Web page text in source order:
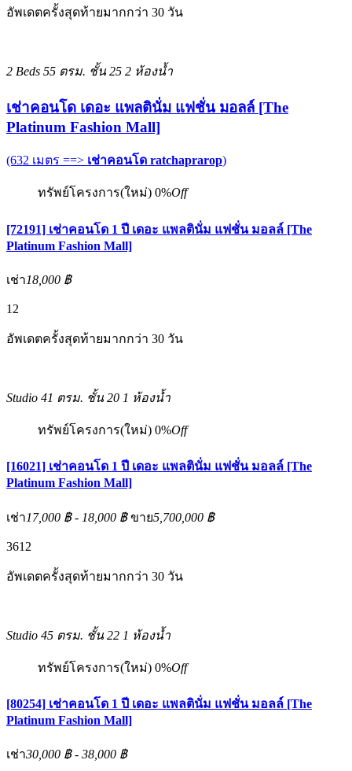
อัพเดตครั้งสุดท้ายมากกว่า 30 วัน
2 Beds 55 ตรม. ชั้น 25 2 ห้องน้ำ
เช่าคอนโด เดอะ แพลตินั่ม แฟชั่น มอลล์ [The
Platinum Fashion Mall]
(632 เมตร ==> เช่าคอนโด ratchaprarop)
ทรัพย์โครงการ(ใหม่) 0%Off
[72191] เช่าคอนโด 1 ปี เดอะ แพลตินั่ม แฟชั่น มอลล์ [The
Platinum Fashion Mall]
เช่า18,000 ฿
12
อัพเดตครั้งสุดท้ายมากกว่า 30 วัน
Studio 41 ตรม. ชั้น 20 1 ห้องน้ำ
ทรัพย์โครงการ(ใหม่) 0%Off
[16021] เช่าคอนโด 1 ปี เดอะ แพลตินั่ม แฟชั่น มอลล์ [The
Platinum Fashion Mall]
เช่า17,000 ฿ - 18,000 ฿ ขาย5,700,000 ฿
3612
อัพเดตครั้งสุดท้ายมากกว่า 30 วัน
Studio 45 ตรม. ชั้น 22 1 ห้องน้ำ
ทรัพย์โครงการ(ใหม่) 0%Off
[80254] เช่าคอนโด 1 ปี เดอะ แพลตินั่ม แฟชั่น มอลล์ [The
Platinum Fashion Mall]
เช่า30,000 ฿ - 38,000 ฿